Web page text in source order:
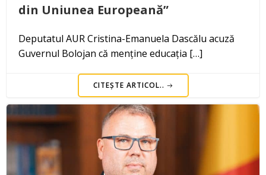
din Uniunea Europeană”
Deputatul AUR Cristina-Emanuela Dascălu acuză
Guvernul Bolojan că menține educația […]
CITEȘTE ARTICOL..